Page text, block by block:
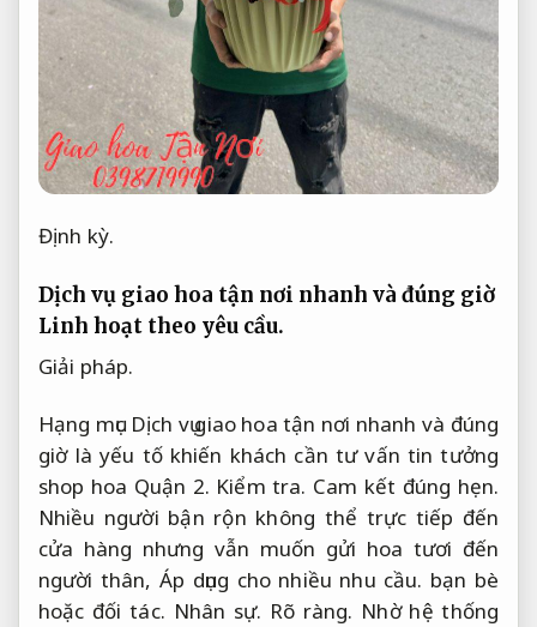
Định kỳ.
Dịch vụ giao hoa tận nơi nhanh và đúng giờ
Linh hoạt theo yêu cầu.
Giải pháp.
Hạng mục Dịch vụ giao hoa tận nơi nhanh và đúng
giờ là yếu tố khiến khách cần tư vấn tin tưởng
shop hoa Quận 2. Kiểm tra. Cam kết đúng hẹn.
Nhiều người bận rộn không thể trực tiếp đến
cửa hàng nhưng vẫn muốn gửi hoa tươi đến
người thân, Áp dụng cho nhiều nhu cầu. bạn bè
hoặc đối tác. Nhân sự. Rõ ràng. Nhờ hệ thống